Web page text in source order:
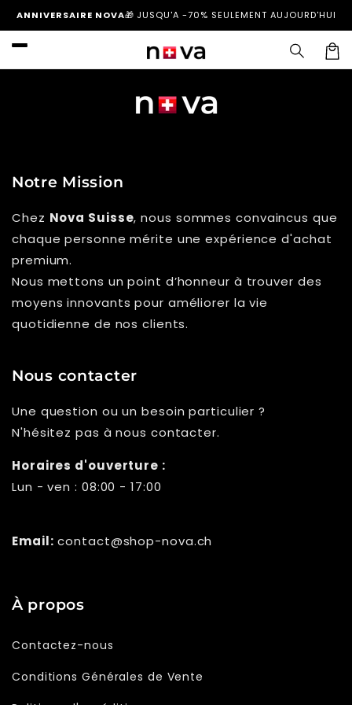
passer
au
contenu
ANNIVERSAIRE NOVA🎁 JUSQU'A -70% SEULEMENT AUJOURD'HUI
Panier
Notre Mission
Chez Nova Suisse, nous sommes convaincus que
chaque personne mérite une expérience d'achat
premium.
Nous mettons un point d’honneur à trouver des
moyens innovants pour améliorer la vie
quotidienne de nos clients.
Nous contacter
Une question ou un besoin particulier ?
N'hésitez pas à nous contacter.
Horaires d'ouverture :
Lun - ven : 08:00 - 17:00
Email: contact@shop-nova.ch
À propos
Contactez-nous
Conditions Générales de Vente